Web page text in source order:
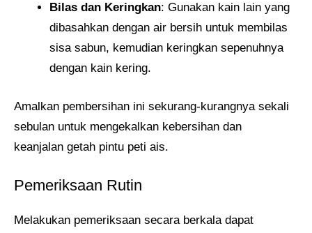
Bilas dan Keringkan: Gunakan kain lain yang
dibasahkan dengan air bersih untuk membilas
sisa sabun, kemudian keringkan sepenuhnya
dengan kain kering.
Amalkan pembersihan ini sekurang-kurangnya sekali
sebulan untuk mengekalkan kebersihan dan
keanjalan getah pintu peti ais.
Pemeriksaan Rutin
Melakukan pemeriksaan secara berkala dapat